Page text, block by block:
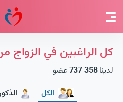
كل الراغبين في الزواج
لدينا 737 358عضو
الكل